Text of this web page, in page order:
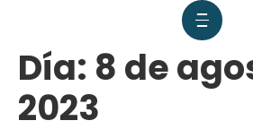
Día: 8 de
2023